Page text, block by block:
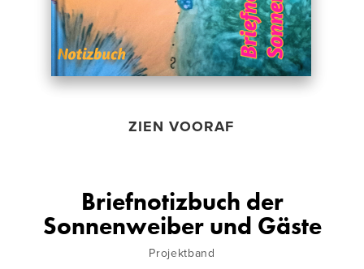
ZIEN VOORAF
Briefnotizbuch der
Sonnenweiber und Gäste
Projektband